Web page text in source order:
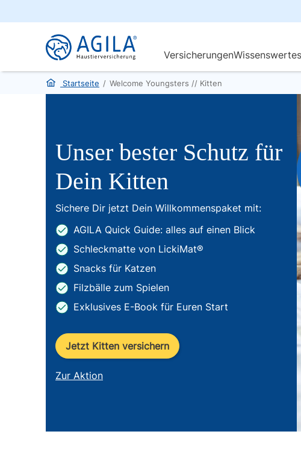
Startseite / Welcome Youngsters // Kitten
Unser bester Schutz für
Dein Kitten
Sichere Dir jetzt Dein Willkommenspaket mit:
AGILA Quick Guide: alles auf einen Blick
Schleckmatte von LickiMat®
Snacks für Katzen
Filzbälle zum Spielen
Exklusives E-Book für Euren Start
Jetzt Kitten versichern
Zur Aktion